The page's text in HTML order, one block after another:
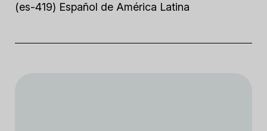
(es-419) Español de América Latina